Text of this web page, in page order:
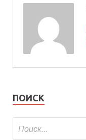
ПОИСК